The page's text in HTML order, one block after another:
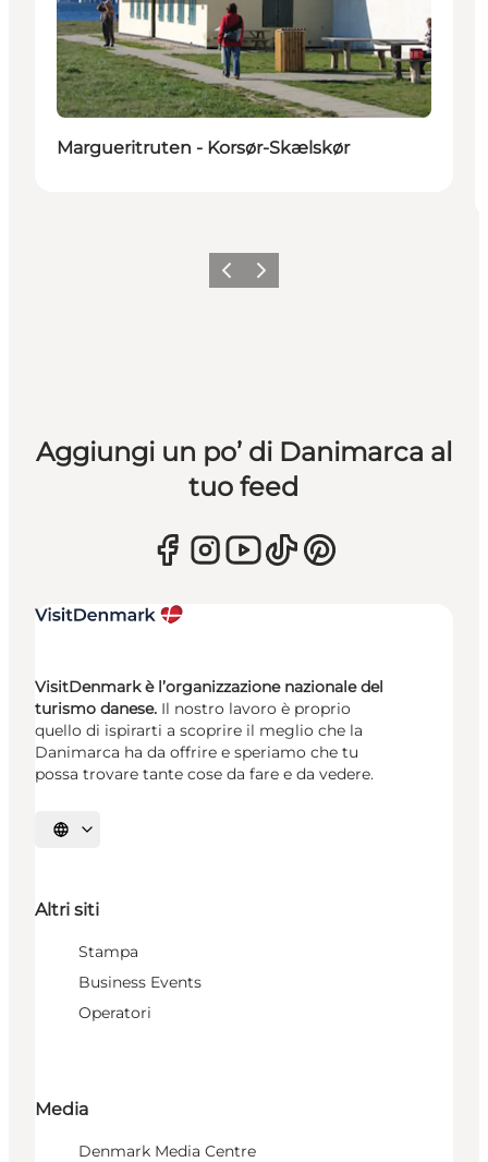
Margueritruten - Korsør-Skælskør
Precedente
Avanti
Aggiungi un po’ di Danimarca al
tuo feed
VisitDenmark è l’organizzazione nazionale del
turismo danese. Il nostro lavoro è proprio
quello di ispirarti a scoprire il meglio che la
Danimarca ha da offrire e speriamo che tu
possa trovare tante cose da fare e da vedere.
Seleziona la lingua
Altri siti
Stampa
Business Events
Operatori
Media
Denmark Media Centre